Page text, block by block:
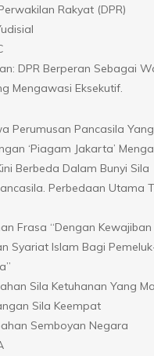
Rakyat (DPR)
DPR Berperan Sebagai
Mengawasi Eksekutif.
Perumusan Pancasila Yang
‘Piagam Jakarta’
Berbeda Dalam Bunyi Sila
Perbedaan Utama
Frasa “dengan Kewajiban
Syariat Islam Bagi
Sila Ketuhanan Yang
Sila Keempat
Semboyan Negara